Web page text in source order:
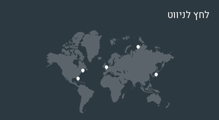
לחץ לניווט